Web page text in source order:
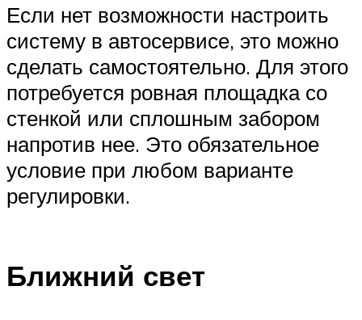
Если нет возможности настроить
систему в автосервисе, это можно
сделать самостоятельно. Для этого
потребуется ровная площадка со
стенкой или сплошным забором
напротив нее. Это обязательное
условие при любом варианте
регулировки.
Ближний свет